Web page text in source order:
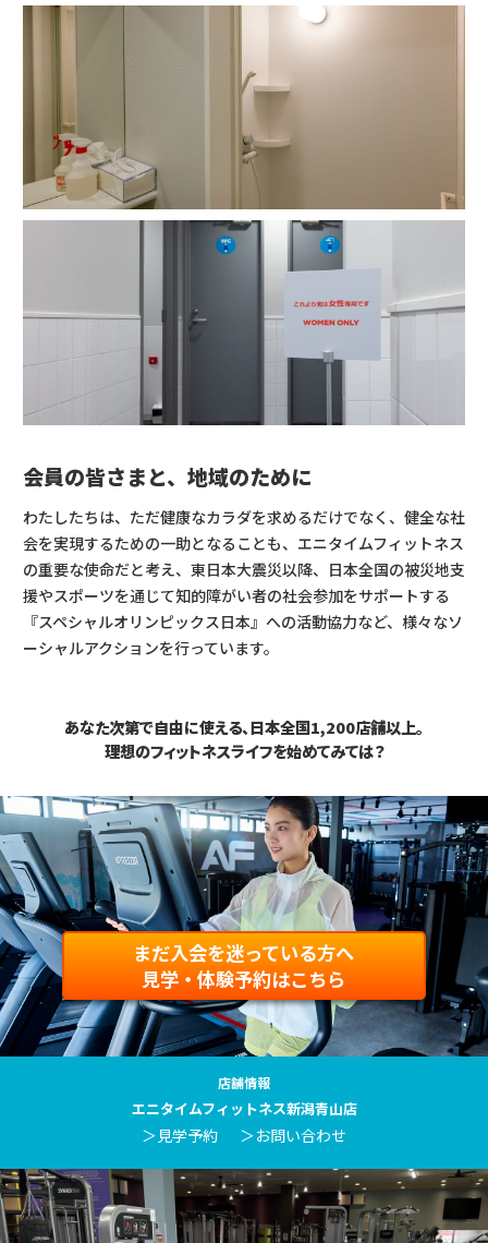
会員の皆さまと、地域のために
わたしたちは、ただ健康なカラダを求めるだけでなく、健全な社
会を実現するための一助となることも、エニタイムフィットネス
の重要な使命だと考え、東日本大震災以降、日本全国の被災地支
援やスポーツを通じて知的障がい者の社会参加をサポートする
『スペシャルオリンピックス日本』への活動協力など、様々なソ
ーシャルアクションを行っています。
あなた次第で自由に使える、日本全国1,200店舗以上。
理想のフィットネスライフを始めてみては？
まだ入会を迷っている方へ
見学・体験予約はこちら
店舗情報
エニタイムフィットネス新潟青山店
＞見学予約 ＞お問い合わせ